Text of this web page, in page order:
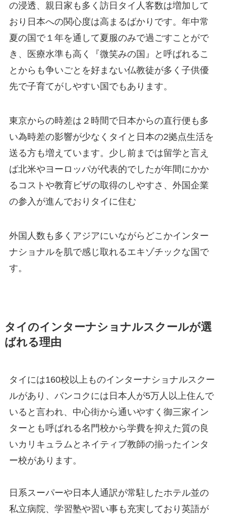
の浸透、親日家も多く訪日タイ人客数は増加して
おり日本への関心度は高まるばかりです。年中常
夏の国で１年を通して夏服のみで過ごすことがで
き、医療水準も高く『微笑みの国』と呼ばれるこ
とからも争いごとを好まない仏教徒が多く子供優
先で子育てがしやすい国でもあります。
東京からの時差は２時間で日本からの直行便も多
い為時差の影響が少なくタイと日本の2拠点生活を
送る方も増えています。少し前までは留学と言え
ば北米やヨーロッパが代表的でしたが年間にかか
るコストや教育ビザの取得のしやすさ、外国企業
の参入が進んでおりタイに住む
外国人数も多くアジアにいながらどこかインター
ナショナルを肌で感じ取れるエキゾチックな国で
す。
タイのインターナショナルスクールが選
ばれる理由
タイには160校以上ものインターナショナルスクー
ルがあり、バンコクには日本人が5万人以上住んで
いると言われ、中心街から通いやすく御三家イン
ターとも呼ばれる名門校から学費を抑えた質の良
いカリキュラムとネイティブ教師の揃ったインタ
ー校があります。
日系スーパーや日本人通訳が常駐したホテル並の
私立病院、学習塾や習い事も充実しており英語が